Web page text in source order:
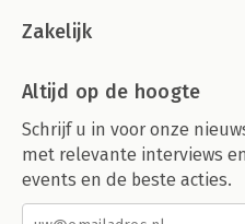
Zakelijk
Altijd op de hoogte
Schrijf u in voor onze
met relevante interviews
events en de beste acties.